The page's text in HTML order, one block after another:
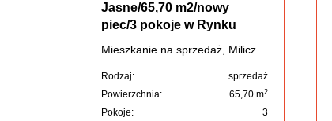
Jasne/65,70 m2/nowy
piec/3 pokoje w Rynku
Mieszkanie na sprzedaż, Milicz
Rodzaj:
sprzedaż
Powierzchnia:
65,70 m2
Pokoje:
3